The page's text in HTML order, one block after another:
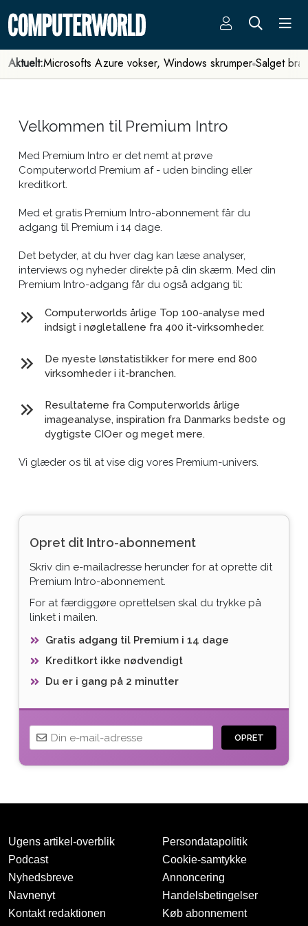
Aktuelt:Microsofts Azure vokser, Windows skrumper Salget
Velkommen til Premium Intro
Med Premium Intro er det nemt at prøve
Computerworld Premium af - uden binding eller
kreditkort.
Med et gratis Premium Intro-abonnement får du
adgang til Premium i 14 dage.
Det betyder, at du hver dag kan læse analyser,
interviews og nyheder direkte på din skærm. Med din
Premium Intro-adgang får du også adgang til:
Computerworlds årlige Top 100-analyse med
indsigt i nøgletallene fra 400 it-virksomheder.
De nyeste lønstatistikker for mere end 800
virksomheder i it-branchen.
Resultaterne fra Computerworlds årlige
imageanalyse, inspiration fra Danmarks bedste og
dygtigste CIOer og meget mere.
Vi glæder os til at vise dig vores Premium-univers.
Opret dit Intro-abonnement
Skriv din e-mailadresse herunder for at oprette dit
Premium Intro-abonnement.
For at færdiggøre oprettelsen skal du trykke på
linket i mailen.
Gratis adgang til Premium i 14 dage
Kreditkort ikke nødvendigt
Du er i gang på 2 minutter
OPRET
Tak for oprettelsen
Ugens artikel-overblik
Podcast
Nyhedsbreve
Navnenyt
Kontakt redaktionen
Persondatapolitik
Cookie-samtykke
Annoncering
Handelsbetingelser
Køb abonnement